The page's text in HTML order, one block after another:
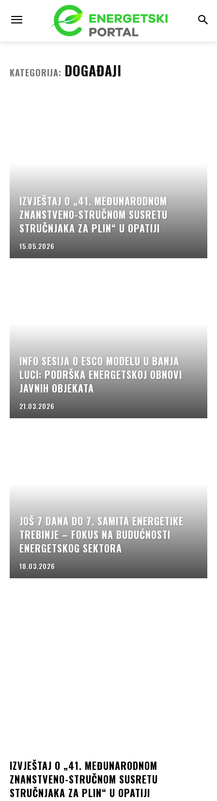
KATEGORIJA: DOGAĐAJI
IZVJEŠTAJ O „41. MEĐUNARODNOM
ZNANSTVENO-STRUČNOM SUSRETU
STRUČNJAKA ZA PLIN“ U OPATIJI
15.05.2026
INFO SESIJA O ESCO MODELU U BANJA
LUCI: PODRŠKA ENERGETSKOJ OBNOVI
JAVNIH OBJEKATA
21.03.2026
JOŠ 7 DANA DO 7. SAMITA ENERGETIKE
TREBINJE – FOKUS NA BUDUĆNOSTI
ENERGETSKOG SEKTORA
18.03.2026
IZVJEŠTAJ O „41. MEĐUNARODNOM
ZNANSTVENO-STRUČNOM SUSRETU
STRUČNJAKA ZA PLIN“ U OPATIJI